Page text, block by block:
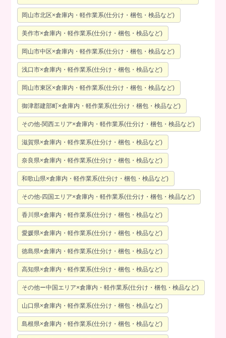
岡山市北区×倉庫内・軽作業系(仕分け・梱包・検品など)
美作市×倉庫内・軽作業系(仕分け・梱包・検品など)
岡山市中区×倉庫内・軽作業系(仕分け・梱包・検品など)
浅口市×倉庫内・軽作業系(仕分け・梱包・検品など)
岡山市東区×倉庫内・軽作業系(仕分け・梱包・検品など)
御津郡建部町×倉庫内・軽作業系(仕分け・梱包・検品など)
その他-関西エリア×倉庫内・軽作業系(仕分け・梱包・検品など)
滋賀県×倉庫内・軽作業系(仕分け・梱包・検品など)
奈良県×倉庫内・軽作業系(仕分け・梱包・検品など)
和歌山県×倉庫内・軽作業系(仕分け・梱包・検品など)
その他-四国エリア×倉庫内・軽作業系(仕分け・梱包・検品など)
香川県×倉庫内・軽作業系(仕分け・梱包・検品など)
愛媛県×倉庫内・軽作業系(仕分け・梱包・検品など)
徳島県×倉庫内・軽作業系(仕分け・梱包・検品など)
高知県×倉庫内・軽作業系(仕分け・梱包・検品など)
その他ー中国エリア×倉庫内・軽作業系(仕分け・梱包・検品など)
山口県×倉庫内・軽作業系(仕分け・梱包・検品など)
島根県×倉庫内・軽作業系(仕分け・梱包・検品など)